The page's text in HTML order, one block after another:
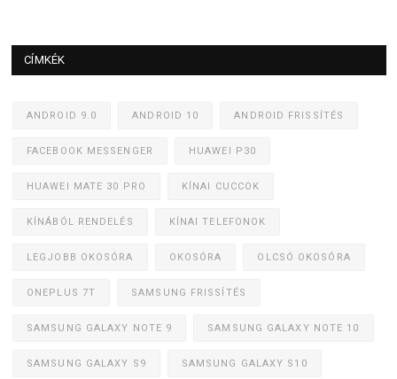
CÍMKÉK
ANDROID 9.0 ANDROID 10 ANDROID FRISSÍTÉS
FACEBOOK MESSENGER HUAWEI P30
HUAWEI MATE 30 PRO KÍNAI CUCCOK
KÍNÁBÓL RENDELÉS KÍNAI TELEFONOK
LEGJOBB OKOSÓRA OKOSÓRA OLCSÓ OKOSÓRA
ONEPLUS 7T SAMSUNG FRISSÍTÉS
SAMSUNG GALAXY NOTE 9 SAMSUNG GALAXY NOTE 10
SAMSUNG GALAXY S9 SAMSUNG GALAXY S10